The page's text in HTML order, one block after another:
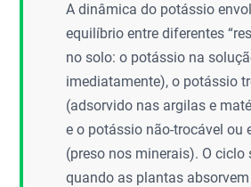
A dinâmica do potássio
equilíbrio entre diferentes
no solo: o potássio na
imediatamente), o potássio
(adsorvido nas argilas e
e o potássio não-trocável ou
(preso nos minerais). O ciclo
quando as plantas absorvem